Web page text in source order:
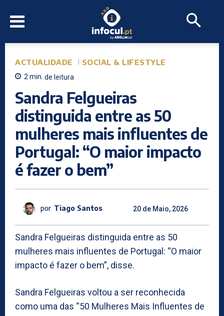
ACTUALIDADE SOCIAL & LIFESTYLE
2min. de leitura
Sandra Felgueiras
distinguida entre as 50
mulheres mais influentes de
Portugal: “O maior impacto
é fazer o bem”
por Tiago Santos 20 de Maio, 2026
Sandra Felgueiras distinguida entre as 50
mulheres mais influentes de Portugal: “O maior
impacto é fazer o bem”, disse.
Sandra Felgueiras voltou a ser reconhecida
como uma das “50 Mulheres Mais Influentes de